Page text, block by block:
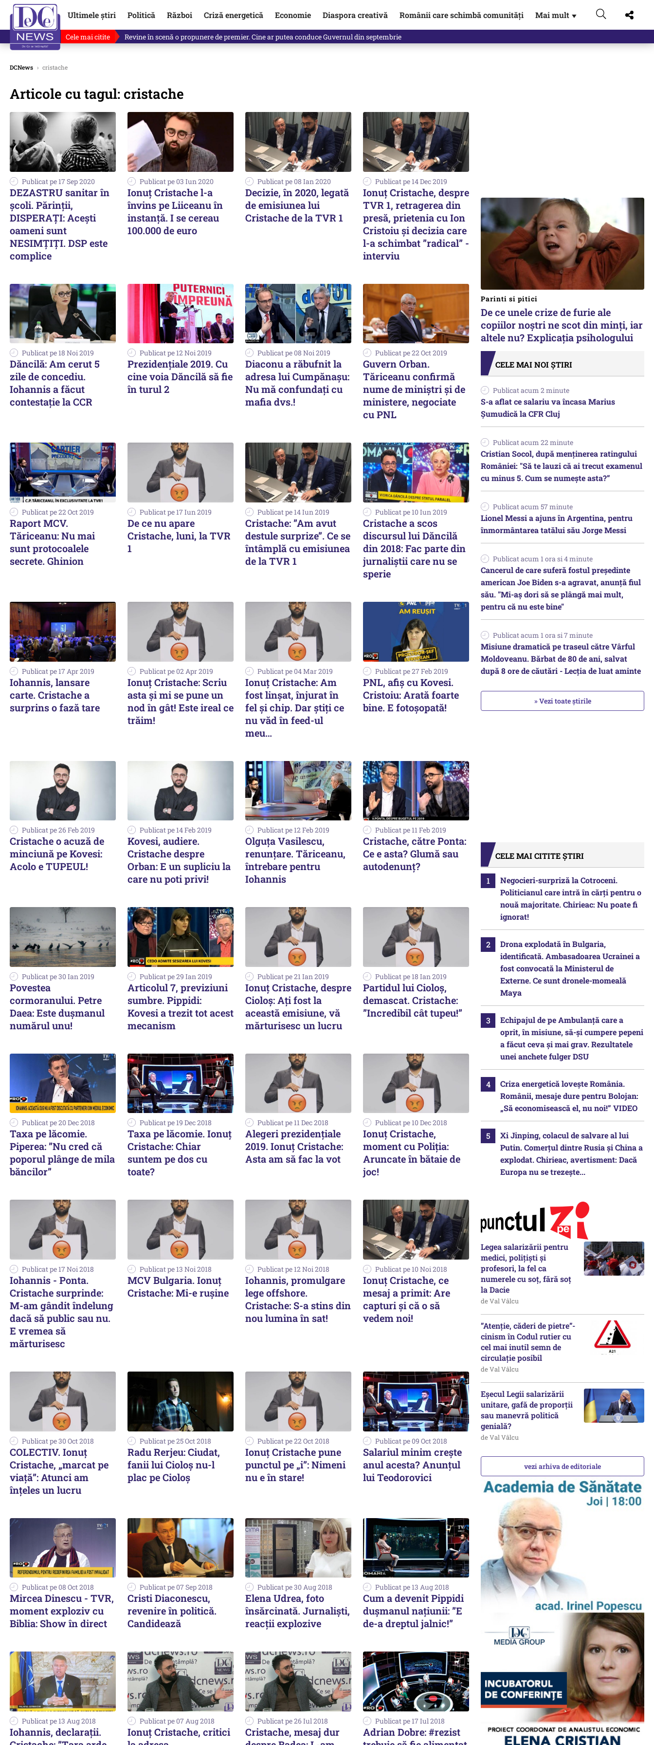
Ultimele știri Politică Război Criză energetică Economie Diaspora creativă Românii care schimbă comunități Mai mult ▼
Cele mai citite Drona explodată în Bulgaria, identificată. Ambasadoarea Ucrainei a fost convocată la Ministerul de Externe.…
DCNews › cristache
Articole cu tagul: cristache
Publicat pe 17 Sep 2020
DEZASTRU sanitar în
școli. Părinții,
DISPERAȚI: Acești
oameni sunt
NESIMȚIȚI. DSP este
complice
Publicat pe 03 Iun 2020
Ionuț Cristache l-a
învins pe Liiceanu în
instanță. I se cereau
100.000 de euro
Publicat pe 08 Ian 2020
Decizie, în 2020, legată
de emisiunea lui
Cristache de la TVR 1
Publicat pe 14 Dec 2019
Ionuț Cristache, despre
TVR 1, retragerea din
presă, prietenia cu Ion
Cristoiu și decizia care
l-a schimbat ”radical” -
interviu
Publicat pe 18 Noi 2019
Dăncilă: Am cerut 5
zile de concediu.
Iohannis a făcut
contestație la CCR
Publicat pe 12 Noi 2019
Prezidențiale 2019. Cu
cine voia Dăncilă să fie
în turul 2
Publicat pe 08 Noi 2019
Diaconu a răbufnit la
adresa lui Cumpănașu:
Nu mă confundați cu
mafia dvs.!
Publicat pe 22 Oct 2019
Guvern Orban.
Tăriceanu confirmă
nume de miniștri și de
ministere, negociate
cu PNL
Publicat pe 22 Oct 2019
Raport MCV.
Tăriceanu: Nu mai
sunt protocoalele
secrete. Ghinion
Publicat pe 17 Iun 2019
De ce nu apare
Cristache, luni, la TVR
1
Publicat pe 14 Iun 2019
Cristache: ”Am avut
destule surprize”. Ce se
întâmplă cu emisiunea
de la TVR 1
Publicat pe 10 Iun 2019
Cristache a scos
discursul lui Dăncilă
din 2018: Fac parte din
jurnaliștii care nu se
sperie
Publicat pe 17 Apr 2019
Iohannis, lansare
carte. Cristache a
surprins o fază tare
Publicat pe 02 Apr 2019
Ionuț Cristache: Scriu
asta și mi se pune un
nod în gât! Este ireal ce
trăim!
Publicat pe 04 Mar 2019
Ionuț Cristache: Am
fost linșat, înjurat în
fel și chip. Dar știți ce
nu văd în feed-ul
meu…
Publicat pe 27 Feb 2019
PNL, afiș cu Kovesi.
Cristoiu: Arată foarte
bine. E fotoșopată!
Publicat pe 26 Feb 2019
Cristache o acuză de
minciună pe Kovesi:
Acolo e TUPEUL!
Publicat pe 14 Feb 2019
Kovesi, audiere.
Cristache despre
Orban: E un supliciu la
care nu poti privi!
Publicat pe 12 Feb 2019
Olguța Vasilescu,
renunțare. Tăriceanu,
întrebare pentru
Iohannis
Publicat pe 11 Feb 2019
Cristache, către Ponta:
Ce e asta? Glumă sau
autodenunț?
Publicat pe 30 Ian 2019
Povestea
cormoranului. Petre
Daea: Este dușmanul
numărul unu!
Publicat pe 29 Ian 2019
Articolul 7, previziuni
sumbre. Pippidi:
Kovesi a trezit tot acest
mecanism
Publicat pe 21 Ian 2019
Ionuț Cristache, despre
Cioloș: Ați fost la
această emisiune, vă
mărturisesc un lucru
Publicat pe 18 Ian 2019
Partidul lui Cioloș,
demascat. Cristache:
”Incredibil cât tupeu!”
Publicat pe 20 Dec 2018
Taxa pe lăcomie.
Piperea: ”Nu cred că
poporul plânge de mila
băncilor”
Publicat pe 19 Dec 2018
Taxa pe lăcomie. Ionuț
Cristache: Chiar
suntem pe dos cu
toate?
Publicat pe 11 Dec 2018
Alegeri prezidențiale
2019. Ionuț Cristache:
Asta am să fac la vot
Publicat pe 10 Dec 2018
Ionuț Cristache,
moment cu Poliția:
Aruncate în bătaie de
joc!
Publicat pe 17 Noi 2018
Iohannis - Ponta.
Cristache surprinde:
M-am gândit îndelung
dacă să public sau nu.
E vremea să
mărturisesc
Publicat pe 13 Noi 2018
MCV Bulgaria. Ionuț
Cristache: Mi-e rușine
Publicat pe 12 Noi 2018
Iohannis, promulgare
lege offshore.
Cristache: S-a stins din
nou lumina în sat!
Publicat pe 10 Noi 2018
Ionuț Cristache, ce
mesaj a primit: Are
capturi și că o să
vedem noi!
Publicat pe 30 Oct 2018
COLECTIV. Ionuț
Cristache, „marcat pe
viață”: Atunci am
înțeles un lucru
Publicat pe 25 Oct 2018
Radu Rerjeu: Ciudat,
fanii lui Cioloș nu-l
plac pe Cioloș
Publicat pe 22 Oct 2018
Ionuț Cristache pune
punctul pe „i”: Nimeni
nu e în stare!
Publicat pe 09 Oct 2018
Salariul minim crește
anul acesta? Anunțul
lui Teodorovici
Publicat pe 08 Oct 2018
Mircea Dinescu - TVR,
moment exploziv cu
Biblia: Show în direct
Publicat pe 07 Sep 2018
Cristi Diaconescu,
revenire în politică.
Candidează
Publicat pe 30 Aug 2018
Elena Udrea, foto
însărcinată. Jurnaliști,
reacții explozive
Publicat pe 13 Aug 2018
Cum a devenit Pippidi
dușmanul națiunii: ”E
de-a dreptul jalnic!”
Publicat pe 13 Aug 2018
Iohannis, declarații.
Publicat pe 07 Aug 2018
Ionuț Cristache, critici
Publicat pe 26 Iul 2018
Cristache, mesaj dur
Publicat pe 17 Iul 2018
Adrian Dobre: #rezist
Parinti si pitici
De ce unele crize de furie ale
copiilor noștri ne scot din minți, iar
altele nu? Explicația psihologului
CELE MAI NOI ȘTIRI
Publicat acum 2 minute
S-a aflat ce salariu va încasa Marius
Șumudică la CFR Cluj
Publicat acum 22 minute
Cristian Socol, după menținerea ratingului
României: "Să te lauzi că ai trecut examenul
cu minus 5. Cum se numește asta?”
Publicat acum 57 minute
Lionel Messi a ajuns în Argentina, pentru
înmormântarea tatălui său Jorge Messi
Publicat acum 1 ora si 4 minute
Cancerul de care suferă fostul preşedinte
american Joe Biden s-a agravat, anunță fiul
său. "Mi-aș dori să se plângă mai mult,
pentru că nu este bine"
Publicat acum 1 ora si 7 minute
Misiune dramatică pe traseul către Vârful
Moldoveanu. Bărbat de 80 de ani, salvat
după 8 ore de căutări - Lecția de luat aminte
» Vezi toate știrile
CELE MAI CITITE ȘTIRI
Negocieri-surpriză la Cotroceni.
Politicianul care intră în cărți pentru o
nouă majoritate. Chirieac: Nu poate fi
ignorat!
Drona explodată în Bulgaria,
identificată. Ambasadoarea Ucrainei a
fost convocată la Ministerul de
Externe. Ce sunt dronele-momeală
Maya
Echipajul de pe Ambulanță care a
oprit, în misiune, să-și cumpere pepeni
a făcut ceva și mai grav. Rezultatele
unei anchete fulger DSU
Criza energetică lovește România.
Românii, mesaje dure pentru Bolojan:
„Să economisească el, nu noi!” VIDEO
Xi Jinping, colacul de salvare al lui
Putin. Comerțul dintre Rusia și China a
explodat. Chirieac, avertisment: Dacă
Europa nu se trezește...
Legea salarizării pentru
medici, polițiști și
profesori, la fel ca
numerele cu soț, fără soț
la Dacie
de Val Vâlcu
”Atenție, căderi de pietre”-
cinism în Codul rutier cu
cel mai inutil semn de
circulație posibil
de Val Vâlcu
Eșecul Legii salarizării
unitare, gafă de proporții
sau manevră politică
genială?
de Val Vâlcu
vezi arhiva de editoriale